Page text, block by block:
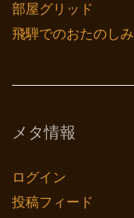
部屋グリッド
飛騨でのおたのしみ
メタ情報
ログイン
投稿フィード